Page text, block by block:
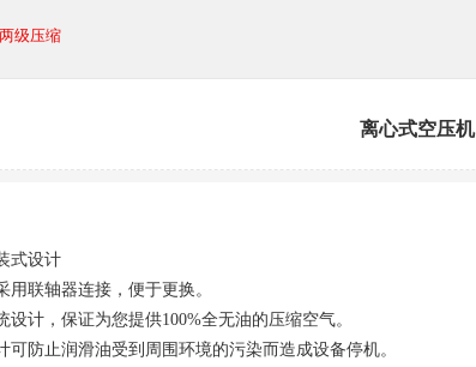
级压缩
离心式空压机
式设计
用联轴器连接，便于更换。
设计，保证为您提供100%全无油的压缩空气。
可防止润滑油受到周围环境的污染而造成设备停机。